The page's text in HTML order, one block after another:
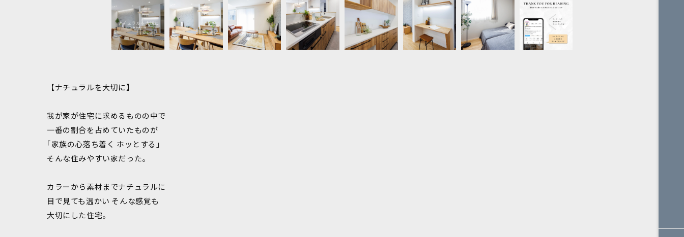
【ナチュラルを大切に】
我が家が住宅に求めるものの中で
一番の割合を占めていたものが
｢家族の心落ち着く ホッとする｣
そんな住みやすい家だった。
カラーから素材までナチュラルに
目で見ても温かい そんな感覚も
大切にした住宅。